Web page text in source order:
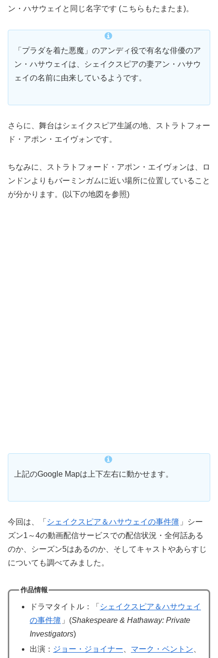
ン・ハサウェイと同じ名字です (こちらもたまたま)。
「プラダを着た悪魔」のアンディ役で有名な俳優のア
ン・ハサウェイは、シェイクスピアの妻アン・ハサウ
ェイの名前に由来しているようです。
さらに、舞台はシェイクスピア生誕の地、ストラトフォー
ド・アポン・エイヴォンです。
ちなみに、ストラトフォード・アポン・エイヴォンは、ロ
ンドンよりもバーミンガムに近い場所に位置していること
が分かります。(以下の地図を参照)
上記のGoogle Mapは上下左右に動かせます。
今回は、「 シェイクスピア＆ハサウェイの事件簿 」シー
ズン1～4の動画配信サービスでの配信状況・全何話ある
のか、シーズン5はあるのか、そしてキャストやあらすじ
についても調べてみました。
作品情報
ドラマタイトル：「 シェイクスピア＆ハサウェイ
の事件簿 」(Shakespeare & Hathaway: Private
Investigators)
出演： ジョー・ジョイナー マーク・ベントン